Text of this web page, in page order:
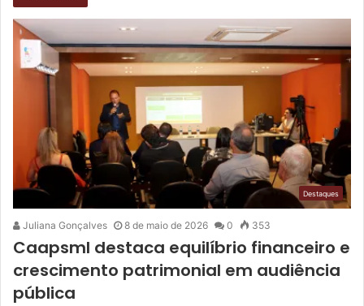
Destaques
Juliana Gonçalves 8 de maio de 2026 0 353
Caapsml destaca equilíbrio financeiro e
crescimento patrimonial em audiência
pública